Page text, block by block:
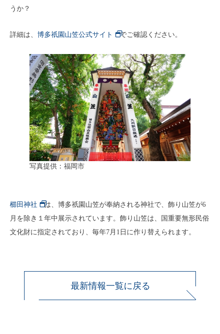
うか？
詳細は、 博多祇園山笠公式サイト でご確認ください。
写真提供：福岡市
櫛田神社
は、博多祇園山笠が奉納される神社で、飾り山笠が6
月を除き１年中展示されています。飾り山笠は、国重要無形民俗
文化財に指定されており、毎年7月1日に作り替えられます。
最新情報一覧に戻る